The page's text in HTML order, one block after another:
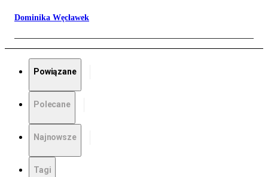
Dominika Węcławek
Powiązane
Polecane
Najnowsze
Tagi